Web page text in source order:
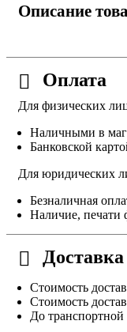
Описание
Оплата
Для физических
Наличными в
Банковской
Для юридических
Безналичная
Наличие, печати
Доставка
Стоимость
Стоимость
До